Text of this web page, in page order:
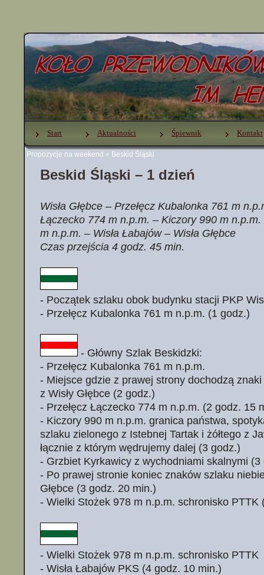
Propozycje na weekend » Beskid Śląski
Start Aktualności Śpiewnik Kontakt
Beskid Śląski – 1 dzień
Wisła Głębce – Przełęcz Kubalonka 761 m
Łączecko 774 m n.p.m. – Kiczory 990 m
m n.p.m. – Wisła Łabajów – Wisła Głębce
Czas przejścia 4 godz. 45 min.
- Początek szlaku obok budynku stacji PKP
- Przełęcz Kubalonka 761 m n.p.m. (1 godz.)
- Główny Szlak Beskidzki:
- Przełęcz Kubalonka 761 m n.p.m.
- Miejsce gdzie z prawej strony dochodzą
z Wisły Głębce (2 godz.)
- Przełęcz Łączecko 774 m n.p.m. (2 godz. 15
- Kiczory 990 m n.p.m. granica państwa,
szlaku zielonego z Istebnej Tartak i żółtego z
łącznie z którym wędrujemy dalej (3 godz.)
- Grzbiet Kyrkawicy z wychodniami skalnymi (3
- Po prawej stronie koniec znaków szlaku
Głębce (3 godz. 20 min.)
- Wielki Stożek 978 m n.p.m. schronisko PTTK
- Wielki Stożek 978 m n.p.m. schronisko PTTK
- Wisła Łabajów PKS (4 godz. 10 min.)